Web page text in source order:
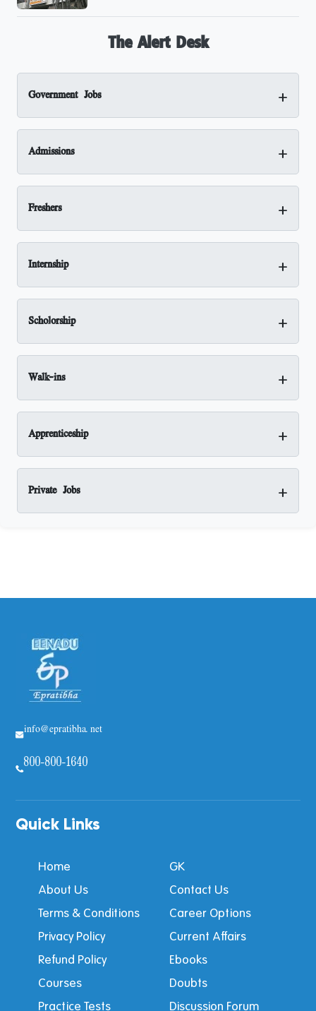
The Alert Desk
Government Jobs +
Admissions +
Freshers +
Internship +
Scholorship +
Walk-ins +
Apprenticeship +
Private Jobs +
info@epratibha.net
800-800-1640
Quick Links
Home
GK
About Us
Contact Us
Terms & Conditions
Career Options
Privacy Policy
Current Affairs
Refund Policy
Ebooks
Courses
Doubts
Practice Tests
Discussion Forum